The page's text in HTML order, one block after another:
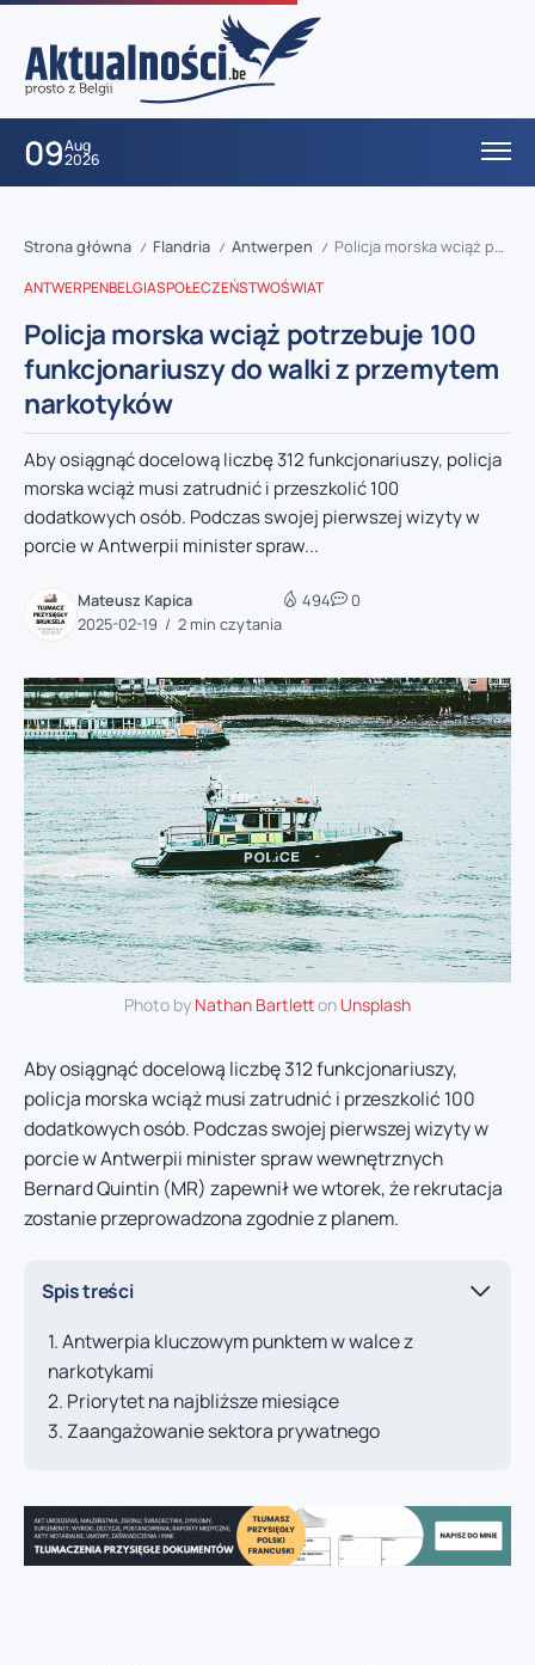
09Aug
2026
Strona główna / Flandria / Antwerpen / Policja morska wciąż potrzebuje 100 funkcjonariuszy do walki z przemytem narkotyków
ANTWERPENBELGIASPOŁECZEŃSTWOŚWIAT
Policja morska wciąż potrzebuje 100
funkcjonariuszy do walki z przemytem
narkotyków
Aby osiągnąć docelową liczbę 312 funkcjonariuszy, policja
morska wciąż musi zatrudnić i przeszkolić 100
dodatkowych osób. Podczas swojej pierwszej wizyty w
porcie w Antwerpii minister spraw...
Mateusz Kapica
2025-02-19
2 min czytania
494 0
Photo by Nathan Bartletton Unsplash
Aby osiągnąć docelową liczbę 312 funkcjonariuszy,
policja morska wciąż musi zatrudnić i przeszkolić 100
dodatkowych osób. Podczas swojej pierwszej wizyty w
porcie w Antwerpii minister spraw wewnętrznych
Bernard Quintin (MR) zapewnił we wtorek, że rekrutacja
zostanie przeprowadzona zgodnie z planem.
Spis treści
Antwerpia kluczowym punktem w walce z
narkotykami
Priorytet na najbliższe miesiące
Zaangażowanie sektora prywatnego